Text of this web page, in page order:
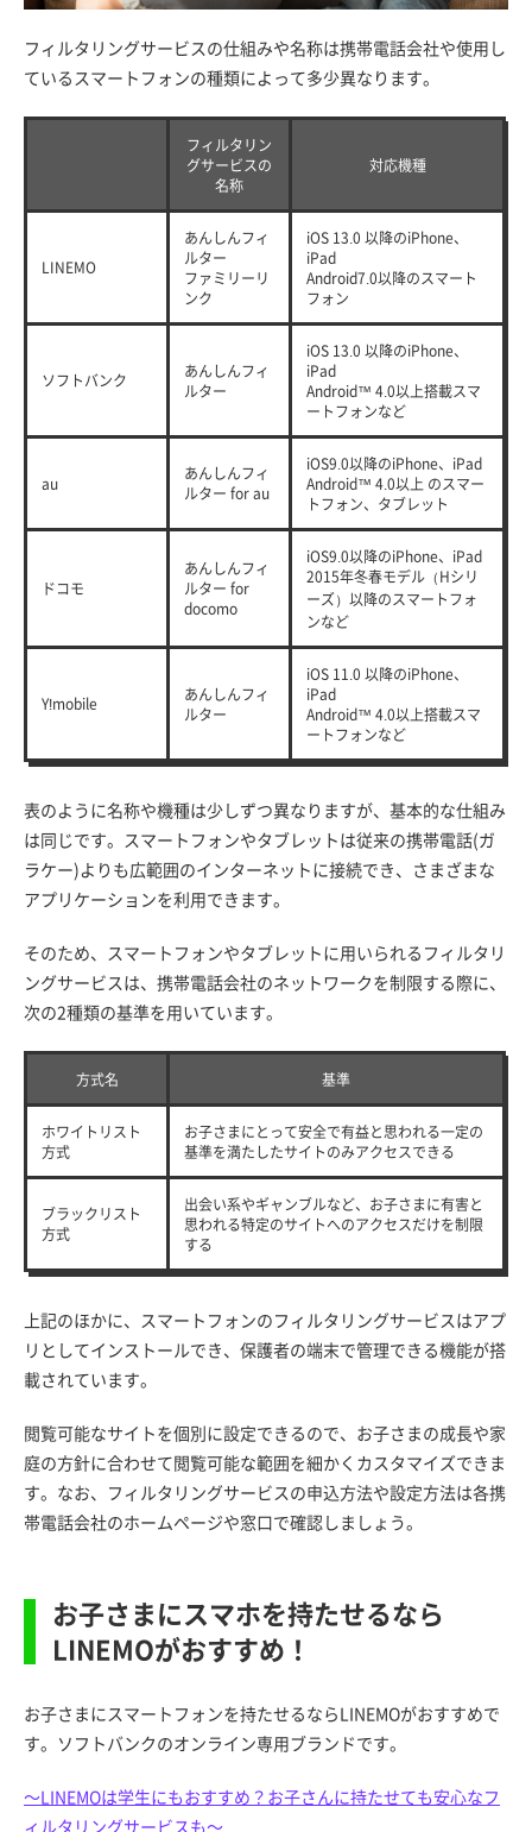
フィルタリングサービスの仕組みや名称は携帯電話会社や使用し
ているスマートフォンの種類によって多少異なります。
フィルタリン
グサービスの
名称
対応機種
LINEMO
あんしんフィ
ルター
ファミリーリ
ンク
iOS 13.0 以降のiPhone、
iPad
Android7.0以降のスマート
フォン
ソフトバンク
あんしんフィ
ルター
iOS 13.0 以降のiPhone、
iPad
Android™ 4.0以上搭載スマ
ートフォンなど
au
あんしんフィ
ルター for au
iOS9.0以降のiPhone、iPad
Android™ 4.0以上 のスマー
トフォン、タブレット
ドコモ
あんしんフィ
ルター for
docomo
iOS9.0以降のiPhone、iPad
2015年冬春モデル（Hシリ
ーズ）以降のスマートフォ
ンなど
Y!mobile
あんしんフィ
ルター
iOS 11.0 以降のiPhone、
iPad
Android™ 4.0以上搭載スマ
ートフォンなど
表のように名称や機種は少しずつ異なりますが、基本的な仕組み
は同じです。スマートフォンやタブレットは従来の携帯電話(ガ
ラケー)よりも広範囲のインターネットに接続でき、さまざまな
アプリケーションを利用できます。
そのため、スマートフォンやタブレットに用いられるフィルタリ
ングサービスは、携帯電話会社のネットワークを制限する際に、
次の2種類の基準を用いています。
方式名 基準
ホワイトリスト
方式
お子さまにとって安全で有益と思われる一定の
基準を満たしたサイトのみアクセスできる
ブラックリスト
方式
出会い系やギャンブルなど、お子さまに有害と
思われる特定のサイトへのアクセスだけを制限
する
上記のほかに、スマートフォンのフィルタリングサービスはアプ
リとしてインストールでき、保護者の端末で管理できる機能が搭
載されています。
閲覧可能なサイトを個別に設定できるので、お子さまの成長や家
庭の方針に合わせて閲覧可能な範囲を細かくカスタマイズできま
す。なお、フィルタリングサービスの申込方法や設定方法は各携
帯電話会社のホームページや窓口で確認しましょう。
お子さまにスマホを持たせるなら
LINEMOがおすすめ！
お子さまにスマートフォンを持たせるならLINEMOがおすすめで
す。ソフトバンクのオンライン専用ブランドです。
～LINEMOは学生にもおすすめ？お子さんに持たせても安心なフ
ィルタリングサービスも～